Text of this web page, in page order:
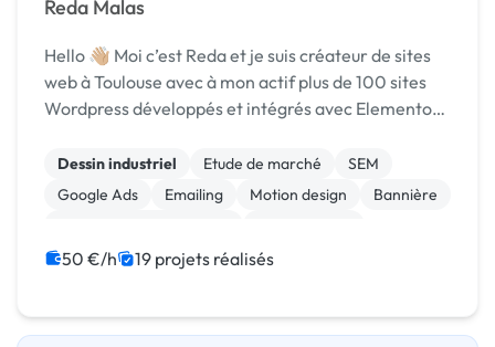
Reda Malas
Hello 👋🏼 Moi c’est Reda et je suis créateur de sites
web à Toulouse avec à mon actif plus de 100 sites
Wordpress développés et intégrés avec Elementor.
votre disposition toute mon expérience pour ...
Dessin industriel Etude de marché
SEM
Google Ads
Emailing Motion design
Bannière
Migration ou refonte de site
50 €/h 19 projets réalisés